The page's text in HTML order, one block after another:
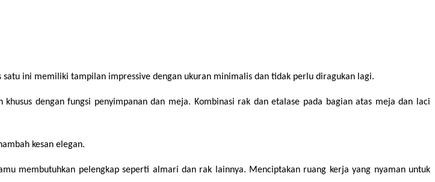
ini memiliki tampilan impressive dengan ukuran minimalis dan tidak perlu diragukan lagi.
dengan fungsi penyimpanan dan meja. Kombinasi rak dan etalase pada bagian atas meja dan laci
kesan elegan.
membutuhkan pelengkap seperti almari dan rak lainnya. Menciptakan ruang kerja yang nyaman untuk